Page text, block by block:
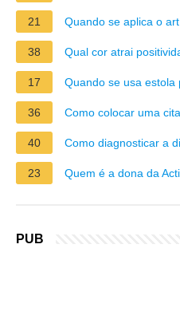
21 Quando se aplica o
38 Qual cor atrai
17 Quando se usa estola
36 Como colocar uma
40 Como diagnosticar a
23 Quem é a dona da
PUB